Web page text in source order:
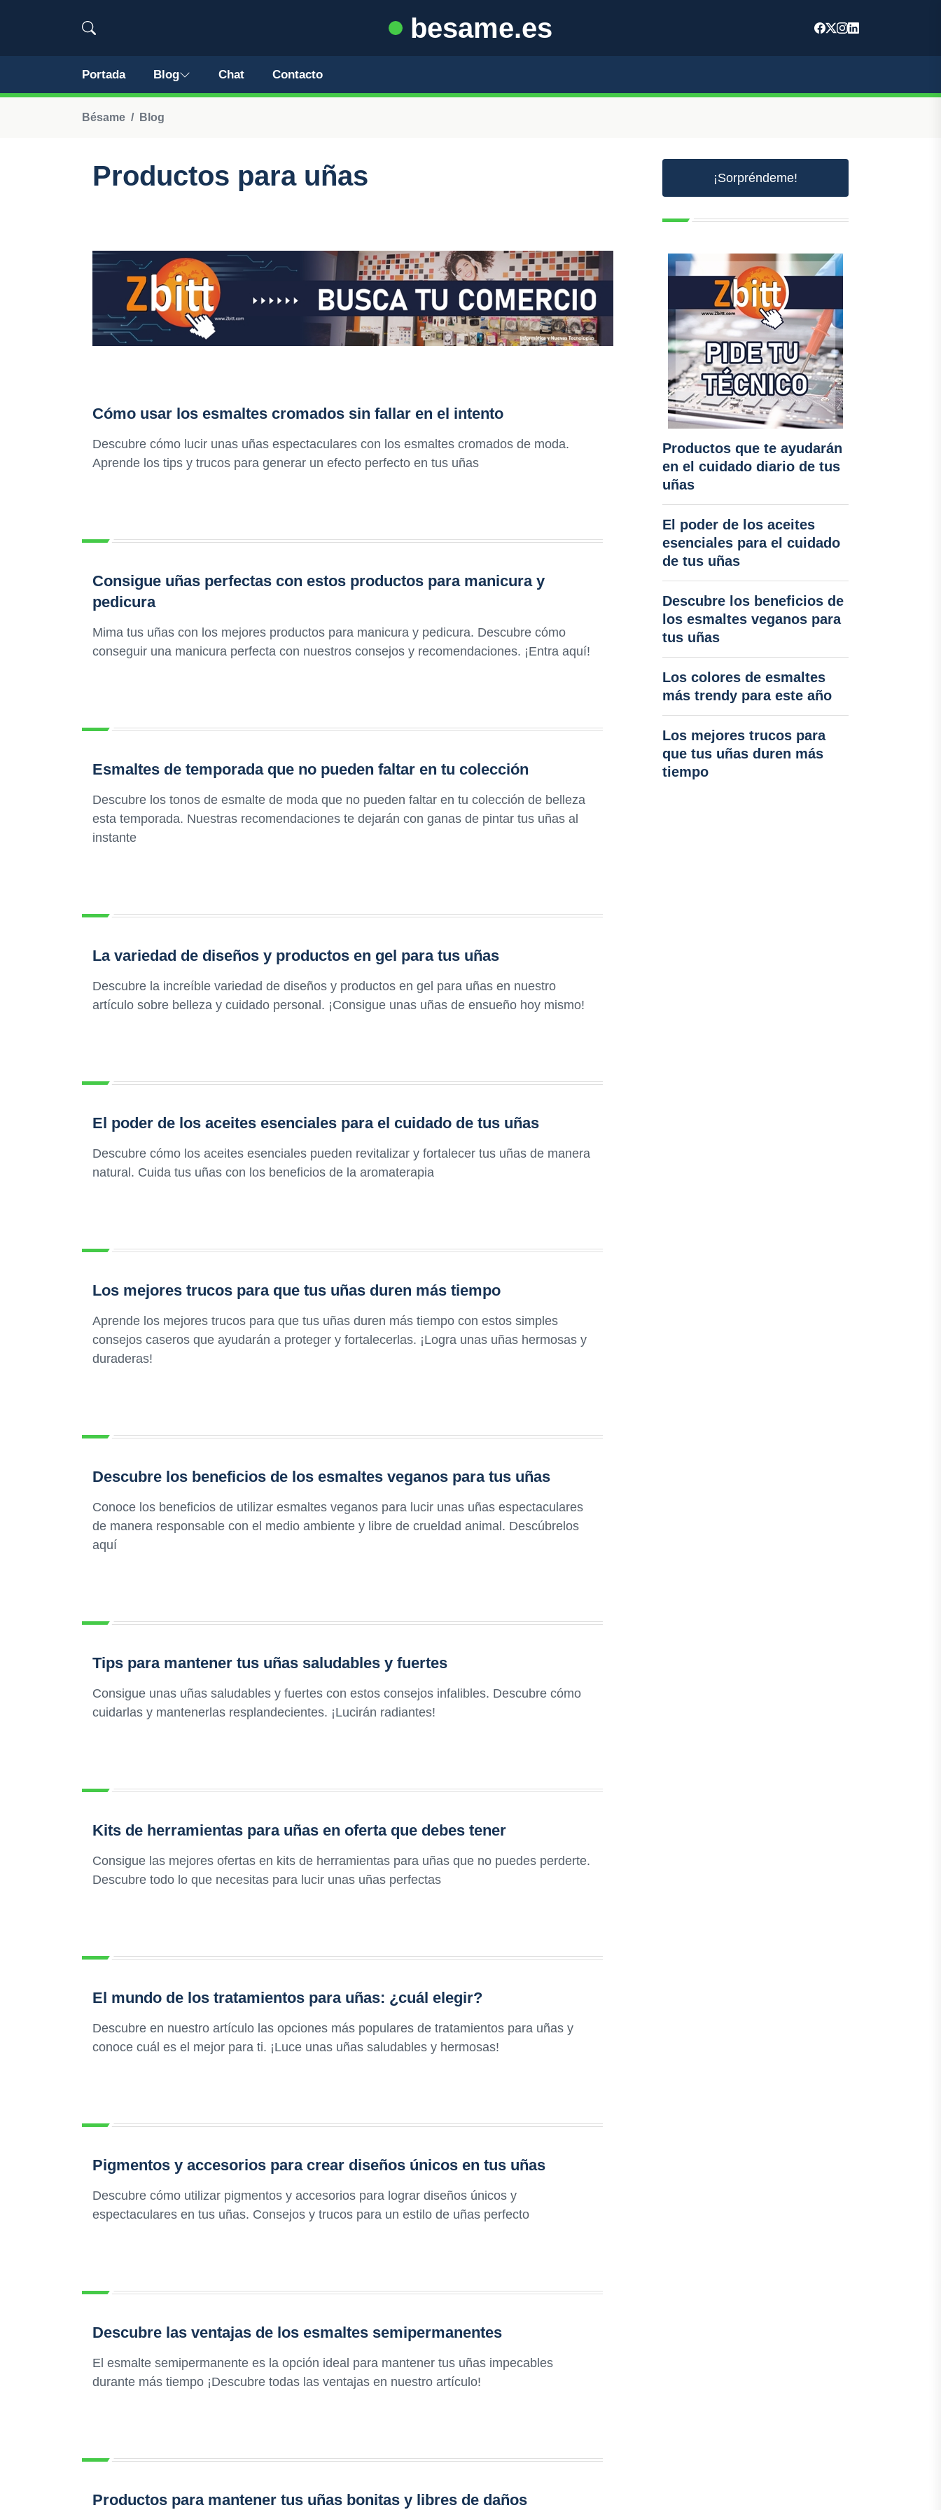
besame.es
Portada Blog Chat Contacto
Bésame Blog
Productos para uñas
Cómo usar los esmaltes cromados sin fallar en el intento
Descubre cómo lucir unas uñas espectaculares con los esmaltes cromados de moda.
Aprende los tips y trucos para generar un efecto perfecto en tus uñas
Consigue uñas perfectas con estos productos para manicura y
pedicura
Mima tus uñas con los mejores productos para manicura y pedicura. Descubre cómo
conseguir una manicura perfecta con nuestros consejos y recomendaciones. ¡Entra aquí!
Esmaltes de temporada que no pueden faltar en tu colección
Descubre los tonos de esmalte de moda que no pueden faltar en tu colección de belleza
esta temporada. Nuestras recomendaciones te dejarán con ganas de pintar tus uñas al
instante
La variedad de diseños y productos en gel para tus uñas
Descubre la increíble variedad de diseños y productos en gel para uñas en nuestro
artículo sobre belleza y cuidado personal. ¡Consigue unas uñas de ensueño hoy mismo!
El poder de los aceites esenciales para el cuidado de tus uñas
Descubre cómo los aceites esenciales pueden revitalizar y fortalecer tus uñas de manera
natural. Cuida tus uñas con los beneficios de la aromaterapia
Los mejores trucos para que tus uñas duren más tiempo
Aprende los mejores trucos para que tus uñas duren más tiempo con estos simples
consejos caseros que ayudarán a proteger y fortalecerlas. ¡Logra unas uñas hermosas y
duraderas!
Descubre los beneficios de los esmaltes veganos para tus uñas
Conoce los beneficios de utilizar esmaltes veganos para lucir unas uñas espectaculares
de manera responsable con el medio ambiente y libre de crueldad animal. Descúbrelos
aquí
Tips para mantener tus uñas saludables y fuertes
Consigue unas uñas saludables y fuertes con estos consejos infalibles. Descubre cómo
cuidarlas y mantenerlas resplandecientes. ¡Lucirán radiantes!
Kits de herramientas para uñas en oferta que debes tener
Consigue las mejores ofertas en kits de herramientas para uñas que no puedes perderte.
Descubre todo lo que necesitas para lucir unas uñas perfectas
El mundo de los tratamientos para uñas: ¿cuál elegir?
Descubre en nuestro artículo las opciones más populares de tratamientos para uñas y
conoce cuál es el mejor para ti. ¡Luce unas uñas saludables y hermosas!
Pigmentos y accesorios para crear diseños únicos en tus uñas
Descubre cómo utilizar pigmentos y accesorios para lograr diseños únicos y
espectaculares en tus uñas. Consejos y trucos para un estilo de uñas perfecto
Descubre las ventajas de los esmaltes semipermanentes
El esmalte semipermanente es la opción ideal para mantener tus uñas impecables
durante más tiempo ¡Descubre todas las ventajas en nuestro artículo!
Productos para mantener tus uñas bonitas y libres de daños
¡Sorpréndeme!
Productos que te ayudarán
en el cuidado diario de tus
uñas
El poder de los aceites
esenciales para el cuidado
de tus uñas
Descubre los beneficios de
los esmaltes veganos para
tus uñas
Los colores de esmaltes
más trendy para este año
Los mejores trucos para
que tus uñas duren más
tiempo